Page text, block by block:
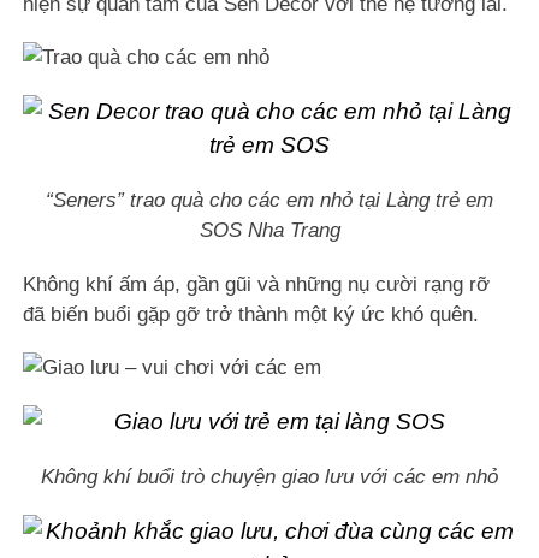
“Seners” trao quà cho các em nhỏ tại Làng trẻ em
SOS Nha Trang
Không khí ấm áp, gần gũi và những nụ cười rạng rỡ
đã biến buổi gặp gỡ trở thành một ký ức khó quên.
Không khí buổi trò chuyện giao lưu với các em nhỏ